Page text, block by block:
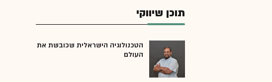
תוכן שיווקי
הטכנולוגיה הישראלית שכובשת את
העולם